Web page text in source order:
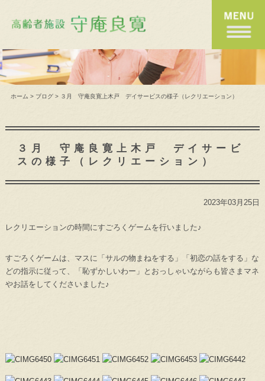
ホーム > ブログ> ３月 守庵良寛上木戸 デイサービスの様子（レクリエーション）
３月 守庵良寛上木戸 デイサービ
スの様子（レクリエーション）
2023年03月25日
レクリエーションの時間にすごろくゲームを行いました♪
すごろくゲームは、マスに「サルの物まねをする」「初恋の話をする」な
どの指示に従って、「恥ずかしいわー」とおっしゃいながらも皆さまマネ
やお話をしてくださいました♪